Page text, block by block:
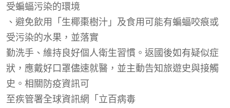
受蝙蝠污染的環境
、 避免飲用「生椰棗樹汁」 及食用可能有蝙蝠咬痕或
受污染的水果 ，並落實
勤洗手、維持良好個人衛生習慣。返國後如有疑似症
狀，應戴好口罩儘速就醫，並主動告知旅遊史與接觸
史。相關防疫資訊可
至疾管署全球資訊網「立百病毒